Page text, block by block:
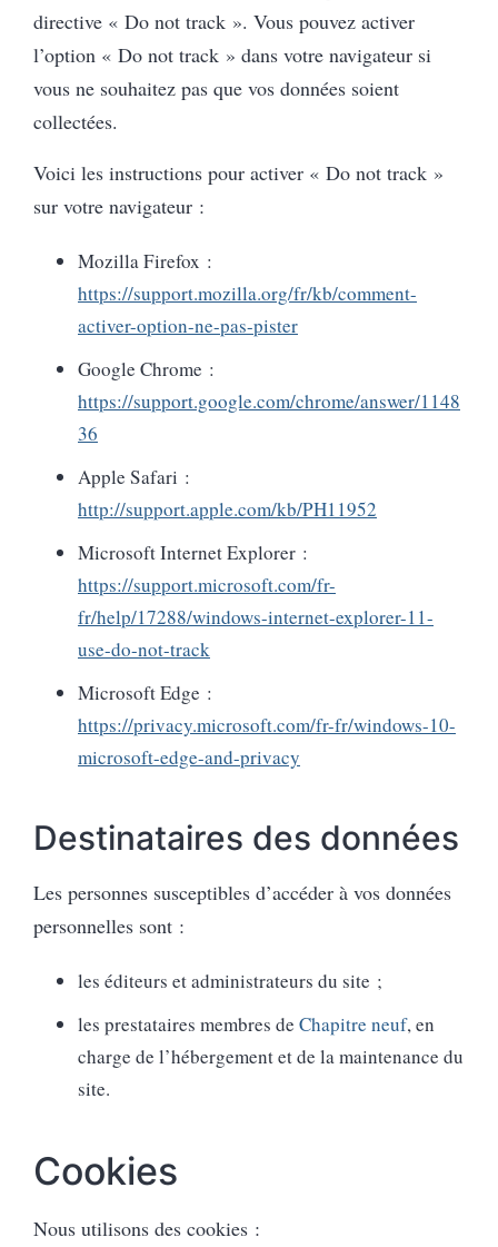
directive « Do not track ». Vous pouvez activer
l’option « Do not track » dans votre navigateur si
vous ne souhaitez pas que vos données soient
collectées.
Voici les instructions pour activer « Do not track »
sur votre navigateur :
Mozilla Firefox :
https://support.mozilla.org/fr/kb/comment-
activer-option-ne-pas-pister
Google Chrome :
https://support.google.com/chrome/answer/1148
36
Apple Safari :
http://support.apple.com/kb/PH11952
Microsoft Internet Explorer :
https://support.microsoft.com/fr-
fr/help/17288/windows-internet-explorer-11-
use-do-not-track
Microsoft Edge :
https://privacy.microsoft.com/fr-fr/windows-10-
microsoft-edge-and-privacy
Destinataires des données
Les personnes susceptibles d’accéder à vos données
personnelles sont :
les éditeurs et administrateurs du site ;
les prestataires membres de Chapitre neuf, en
charge de l’hébergement et de la maintenance du
site.
Cookies
Nous utilisons des cookies :